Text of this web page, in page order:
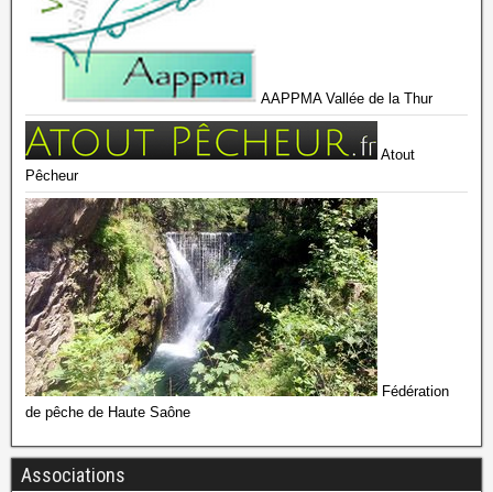
AAPPMA Vallée de la Thur
Atout
Pêcheur
Fédération
de pêche de Haute Saône
Associations